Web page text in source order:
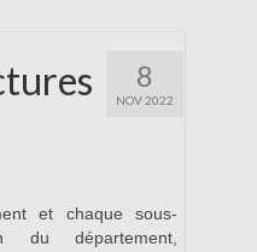
8
NOV 2022
et chaque sous-
du département,